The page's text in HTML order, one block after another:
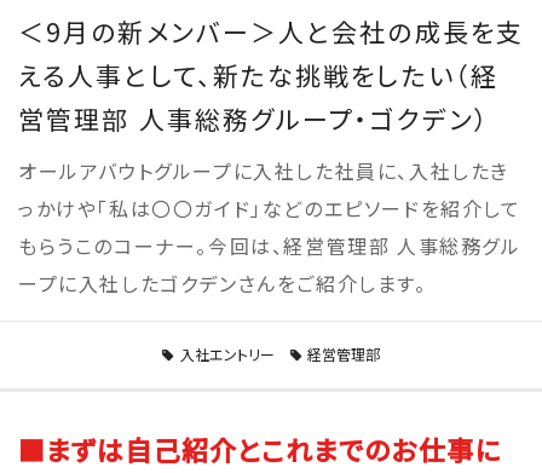
＜9月の新メンバー＞人と会社の成長を支
える人事として、新たな挑戦をしたい（経
営管理部 人事総務グループ・ゴクデン）
オールアバウトグループに入社した社員に、入社したき
っかけや「私は〇〇ガイド」などのエピソードを紹介して
もらうこのコーナー。今回は、経営管理部 人事総務グル
ープに入社したゴクデンさんをご紹介します。
入社エントリー 経営管理部
■まずは自己紹介とこれまでのお仕事に